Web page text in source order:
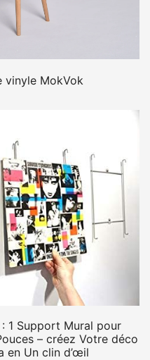
vinyle MokVok
1 Support Mural pour
– créez Votre déco
en Un clin d’œil